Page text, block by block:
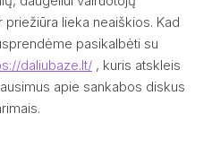
lieka neaiškios. Kad
pasikalbėti su
daliubaze.lt/ , kuris atskleis
apie sankabos diskus